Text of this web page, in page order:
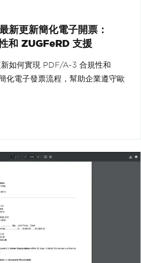
新更新簡化電子開票：
和 ZUGFeRD 支援
如何實現 PDF/A-3 合規性和
化電子發票流程，幫助企業遵守歐